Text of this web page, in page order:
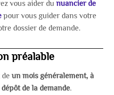
vous aider du nuancier de
pour vous guider dans votre
dossier de demande.
préalable
un mois généralement, à
de la demande.